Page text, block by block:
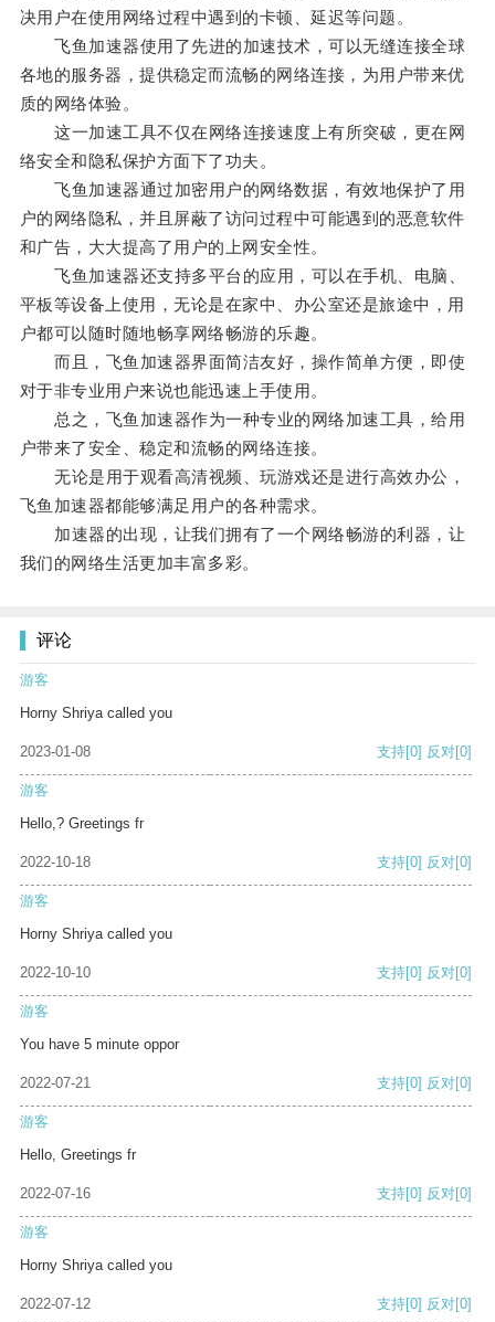
决用户在使用网络过程中遇到的卡顿、延迟等问题。
飞鱼加速器使用了先进的加速技术，可以无缝连接全球
各地的服务器，提供稳定而流畅的网络连接，为用户带来优
质的网络体验。
这一加速工具不仅在网络连接速度上有所突破，更在网
络安全和隐私保护方面下了功夫。
飞鱼加速器通过加密用户的网络数据，有效地保护了用
户的网络隐私，并且屏蔽了访问过程中可能遇到的恶意软件
和广告，大大提高了用户的上网安全性。
飞鱼加速器还支持多平台的应用，可以在手机、电脑、
平板等设备上使用，无论是在家中、办公室还是旅途中，用
户都可以随时随地畅享网络畅游的乐趣。
而且，飞鱼加速器界面简洁友好，操作简单方便，即使
对于非专业用户来说也能迅速上手使用。
总之，飞鱼加速器作为一种专业的网络加速工具，给用
户带来了安全、稳定和流畅的网络连接。
无论是用于观看高清视频、玩游戏还是进行高效办公，
飞鱼加速器都能够满足用户的各种需求。
加速器的出现，让我们拥有了一个网络畅游的利器，让
我们的网络生活更加丰富多彩。
评论
游客
Horny Shriya called you
2023-01-08 支持[0] 反对[0]
游客
Hello,? Greetings fr
2022-10-18 支持[0] 反对[0]
游客
Horny Shriya called you
2022-10-10 支持[0] 反对[0]
游客
You have 5 minute oppor
2022-07-21 支持[0] 反对[0]
游客
Hello, Greetings fr
2022-07-16 支持[0] 反对[0]
游客
Horny Shriya called you
2022-07-12 支持[0] 反对[0]